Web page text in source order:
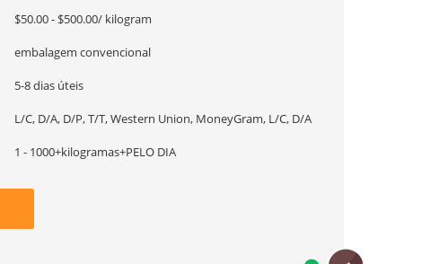
$50.00 - $500.00/ kilogram
embalagem convencional
5-8 dias úteis
L/C, D/A, D/P, T/T, Western Union, MoneyGram, L/C, D/A
1 - 1000+kilogramas+PELO DIA